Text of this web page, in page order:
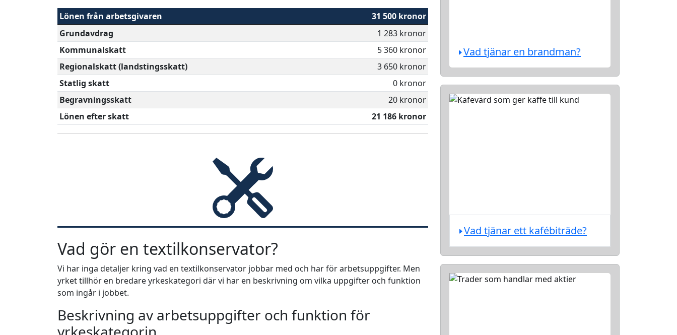
Lönen från arbetsgivaren
31 500 kronor
Grundavdrag
1 283 kronor
Kommunalskatt
5 360 kronor
Regionalskatt (landstingsskatt)
3 650 kronor
Statlig skatt
0 kronor
Begravningsskatt
20 kronor
Lönen efter skatt
21 186 kronor
Vad gör en textilkonservator?
Vi har inga detaljer kring vad en textilkonservator jobbar med och har för arbetsuppgifter. Men
yrket tillhör en bredare yrkeskategori där vi har en beskrivning om vilka uppgifter och funktion
som ingår i jobbet.
Beskrivning av arbetsuppgifter och funktion för
Vad tjänar en brandman?
Vad tjänar ett kafébiträde?